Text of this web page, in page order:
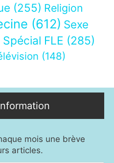
(255) Religion
(612) Sexe
Spécial FLE (285)
(148)
mois une brève
articles.